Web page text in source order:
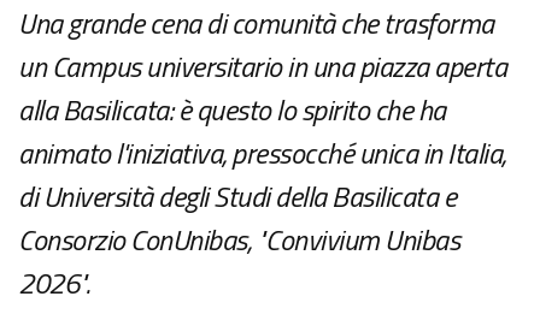
Una grande cena di comunità che trasforma
un Campus universitario in una piazza aperta
alla Basilicata: è questo lo spirito che ha
animato l'iniziativa, pressocché unica in Italia,
di Università degli Studi della Basilicata e
Consorzio ConUnibas, "Convivium Unibas
2026".